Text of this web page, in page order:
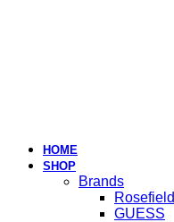
HOME
SHOP
Brands
Rosefield
GUESS